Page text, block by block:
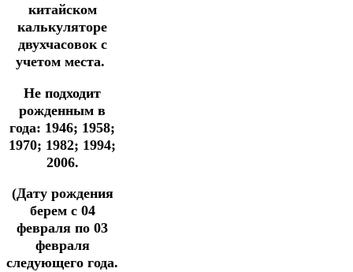
китайском
калькуляторе
двухчасовок с
учетом места.
Не подходит
рожденным в
года: 1946; 1958;
1970; 1982; 1994;
2006.
(Дату рождения
берем с 04
февраля по 03
февраля
следующего года.